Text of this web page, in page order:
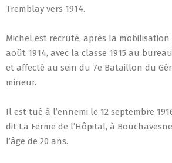
Tremblay vers 1914.
Michel est recruté, après la mobilisation
août 1914, avec la classe 1915 au
et affecté au sein du 7e Bataillon du
mineur.
Il est tué à l’ennemi le 12 septembre
dit La Ferme de l’Hôpital, à
l’âge de 20 ans.